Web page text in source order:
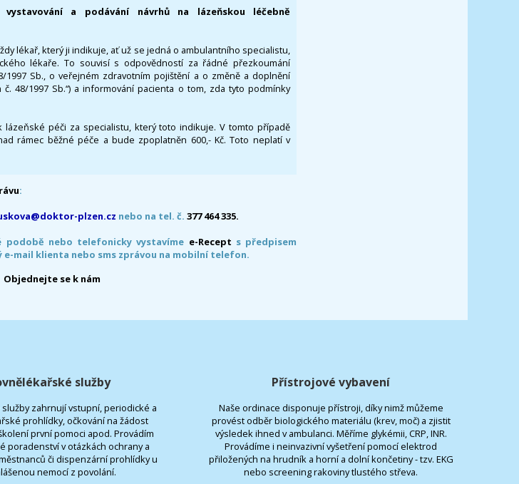
a podávání návrhů na lázeňskou léčebně
lékař, který ji indikuje, ať už se jedná o ambulantního specialistu,
lékaře. To souvisí s odpovědností za řádné přezkoumání
Sb., o veřejném zdravotním pojištění a o změně a doplnění
48/1997 Sb.“) a informování pacienta o tom, zda tyto podmínky
péči za specialistu, který toto indikuje. V tomto případě
rámec běžné péče a bude zpoplatněn 600,- Kč. Toto neplatí v
:
plzen.cz nebo na tel. č. 377 464 335.
nebo telefonicky vystavíme e-Recept s předpisem
e-mail klienta nebo sms zprávou na mobilní telefon.
Objednejte se k nám
služby
zahrnují vstupní, periodické a
prohlídky, očkování na žádost
první pomoci apod. Provádím
poradenství v otázkách ochrany a
či dispenzární prohlídky u
nemocí z povolání.
Přístrojové vybavení
Naše ordinace disponuje přístroji, díky nimž můžeme
provést odběr biologického materiálu (krev, moč) a zjistit
výsledek ihned v ambulanci. Měříme glykémii, CRP, INR.
Provádíme i neinvazivní vyšetření pomocí elektrod
přiložených na hrudník a horní a dolní končetiny - tzv. EKG
nebo screening rakoviny tlustého střeva.